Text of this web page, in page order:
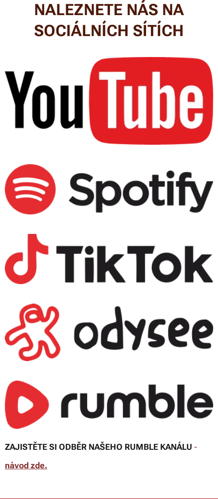
NALEZNETE NÁS NA
SOCIÁLNÍCH SÍTÍCH
ZAJISTĚTE SI ODBĚR NAŠEHO RUMBLE KANÁLU -
návod zde.